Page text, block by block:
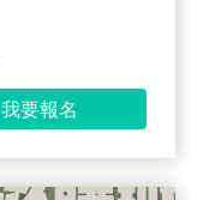
我要報名